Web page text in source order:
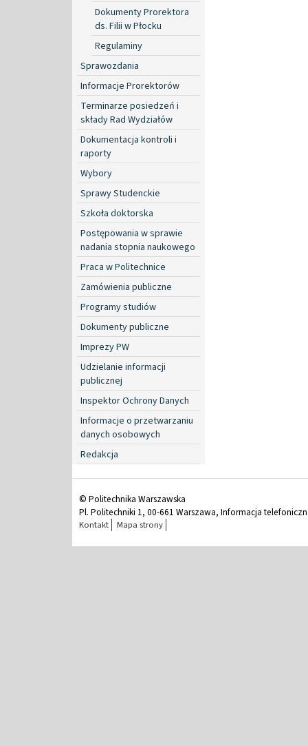
Dokumenty Prorektora
ds. Filii w Płocku
Regulaminy
Sprawozdania
Informacje Prorektorów
Terminarze posiedzeń i
składy Rad Wydziałów
Dokumentacja kontroli i
raporty
Wybory
Sprawy Studenckie
Szkoła doktorska
Postępowania w sprawie
nadania stopnia naukowego
Praca w Politechnice
Zamówienia publiczne
Programy studiów
Dokumenty publiczne
Imprezy PW
Udzielanie informacji
publicznej
Inspektor Ochrony Danych
Informacje o przetwarzaniu
danych osobowych
Redakcja
© Politechnika Warszawska
Pl. Politechniki 1, 00-661 Warszawa, Informacja
Kontakt Mapa strony